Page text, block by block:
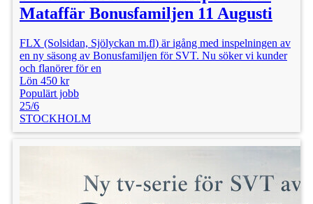
Mataffär Bonusfamiljen 11 Augusti
FLX (Solsidan, Sjölyckan m.fl) är igång med inspelningen av
en ny säsong av Bonusfamiljen för SVT. Nu söker vi kunder
och flanörer för en
Lön 450 kr
Populärt jobb
25/6
STOCKHOLM